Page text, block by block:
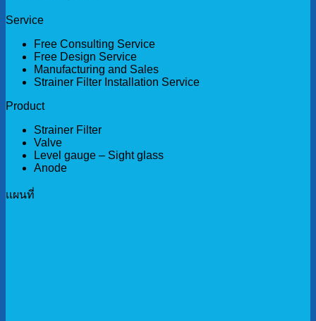
Service
Free Consulting Service
Free Design Service
Manufacturing and Sales
Strainer Filter Installation Service
Product
Strainer Filter
Valve
Level gauge – Sight glass
Anode
เเผนที่